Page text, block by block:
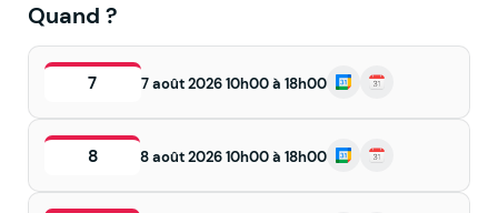
Quand ?
7 7 août 2026 10h00 à 18h00
8 8 août 2026 10h00 à 18h00